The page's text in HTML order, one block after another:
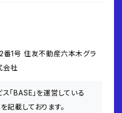
1号 住友不動産六本木グラ
会社
「BASE」を運営している
載しております。